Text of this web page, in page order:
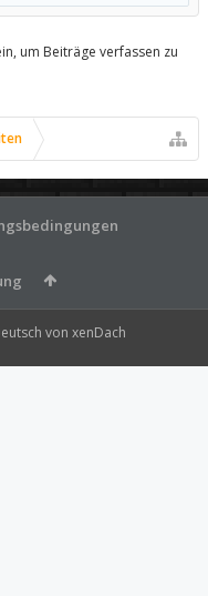
um Beiträge verfassen zu
von xenDach